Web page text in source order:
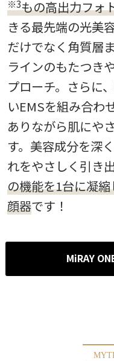
※3もの高出力フォ
きる最先端の光美
だけでなく角質層
ラインのもたつき
プローチ。さらに
いEMSを組み合わ
ありながら肌にや
す。美容成分を深
れをやさしく引き
の機能を1台に凝
顔器です！
MiRAY